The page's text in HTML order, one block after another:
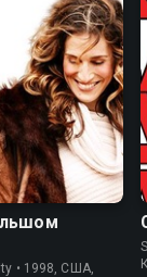
• 1998, США,